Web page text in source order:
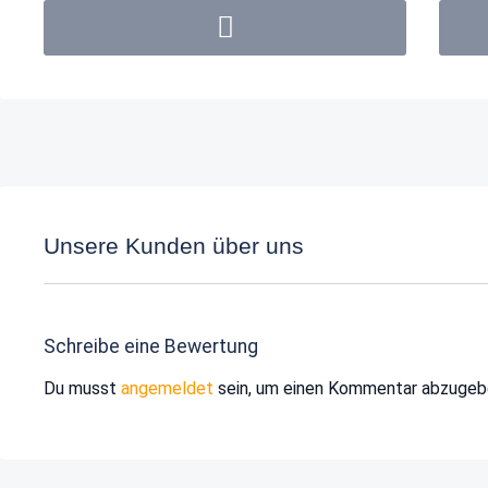
Unsere Kunden über uns
Schreibe eine Bewertung
Du musst angemeldet sein, um einen Kommentar